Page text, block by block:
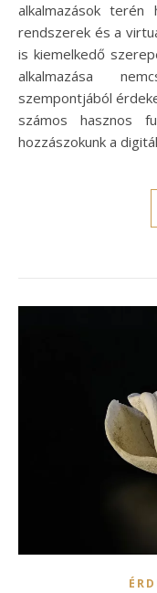
alkalmazások terén
rendszerek és a
is kiemelkedő
alkalmazása
szempontjából
számos hasznos
hozzászokunk a